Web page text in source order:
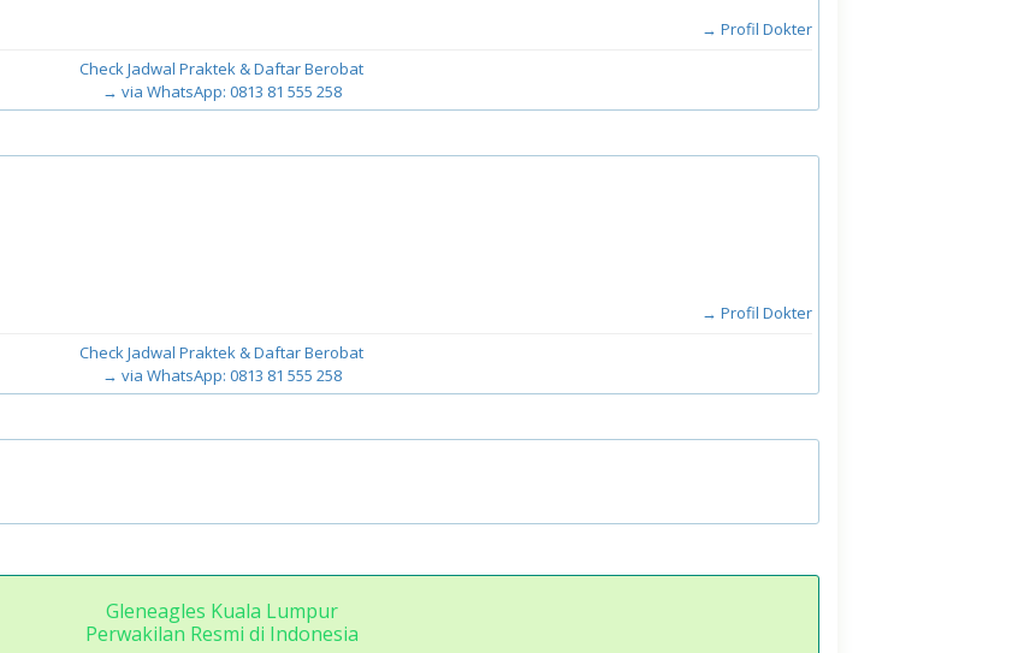
→ Profil Dokter
Check Jadwal Praktek & Daftar Berobat
→ via WhatsApp: 0813 81 555 258
→ Profil Dokter
Check Jadwal Praktek & Daftar Berobat
→ via WhatsApp: 0813 81 555 258
Gleneagles Kuala Lumpur
Perwakilan Resmi di Indonesia